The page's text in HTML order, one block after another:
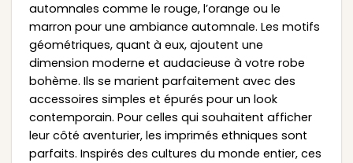
automnales comme le rouge, l’orange ou le
marron pour une ambiance automnale. Les motifs
géométriques, quant à eux, ajoutent une
dimension moderne et audacieuse à votre robe
bohème. Ils se marient parfaitement avec des
accessoires simples et épurés pour un look
contemporain. Pour celles qui souhaitent afficher
leur côté aventurier, les imprimés ethniques sont
parfaits. Inspirés des cultures du monde entier, ces